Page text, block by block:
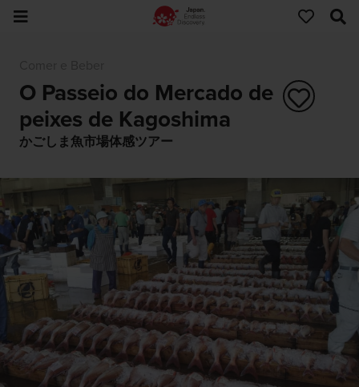
O Passeio do Mercado de
peixes de Kagoshima
かごしま魚市場体感ツアー